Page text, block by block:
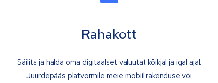
Rahakott
Säilita ja halda oma digitaalset valuutat kõikjal ja igal ajal.
Juurdepääs platvormile meie mobiilirakenduse või